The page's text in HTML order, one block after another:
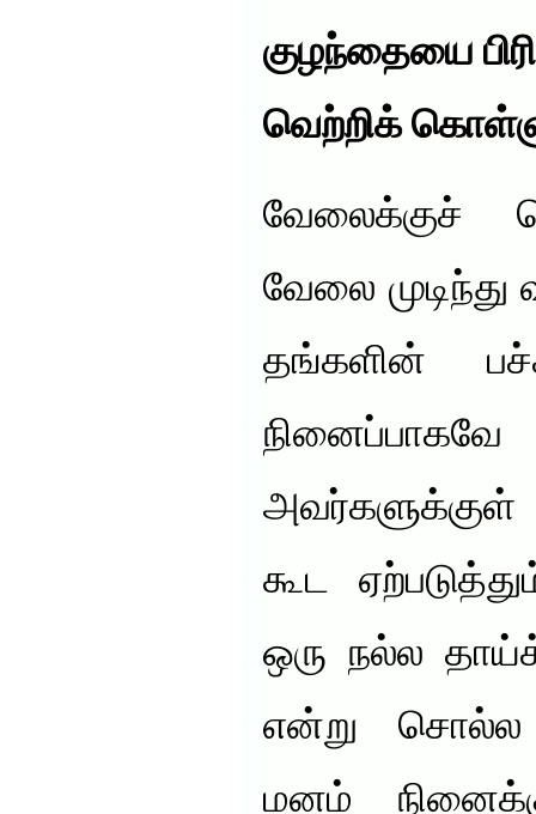
குழந்தையை
வெற்றிக்
வேலைக்குச்
வேலை முடிந்து
தங்களின்
கூட
ஒரு நல்ல
என்று சொல்ல
மனம்